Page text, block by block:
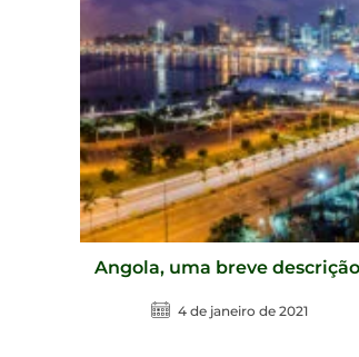
Angola, uma breve
4 de janeiro de 2021